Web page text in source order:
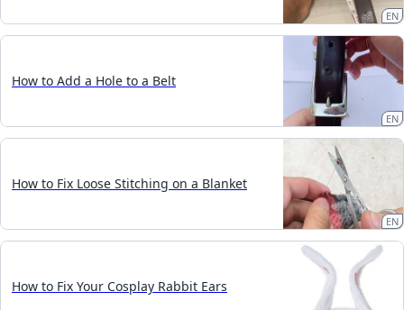
EN
How to Add a Hole to a Belt
EN
How to Fix Loose Stitching on a Blanket
EN
How to Fix Your Cosplay Rabbit Ears